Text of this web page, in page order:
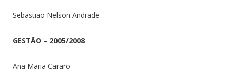
Sebastião Nelson Andrade
GESTÃO – 2005/2008
Ana Maria Cararo